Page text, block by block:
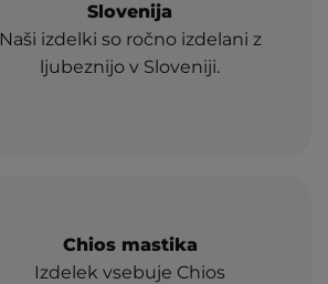
Slovenija
Naši izdelki so ročno izdelani z
ljubeznijo v Sloveniji.
Chios mastika
Izdelek vsebuje Chios